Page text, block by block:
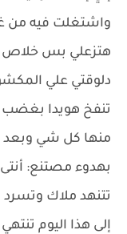
واشتغلت فيه من
هتزعلي بس خلاص
دلوقتي علي
تنفخ هويدا بغضب
منها كل شي وبعد
بهدوء مصتنع: أنتى
تتنهد ملاك
إلى هذا اليوم